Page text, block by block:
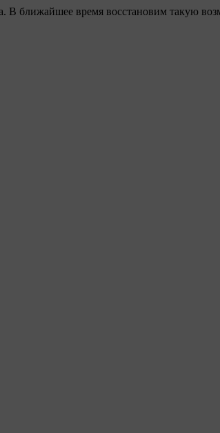
В ближайшее время восстановим такую